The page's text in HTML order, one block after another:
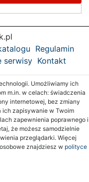
Regulamin
serwisy Kontakt
Umożliwiamy ich
m.in. w celach: świadczenia
internetowej, bez zmiany
ich zapisywanie w Twoim
zapewnienia poprawnego i
że możesz samodzielnie
przeglądarki. Więcej
znajdziesz w polityce